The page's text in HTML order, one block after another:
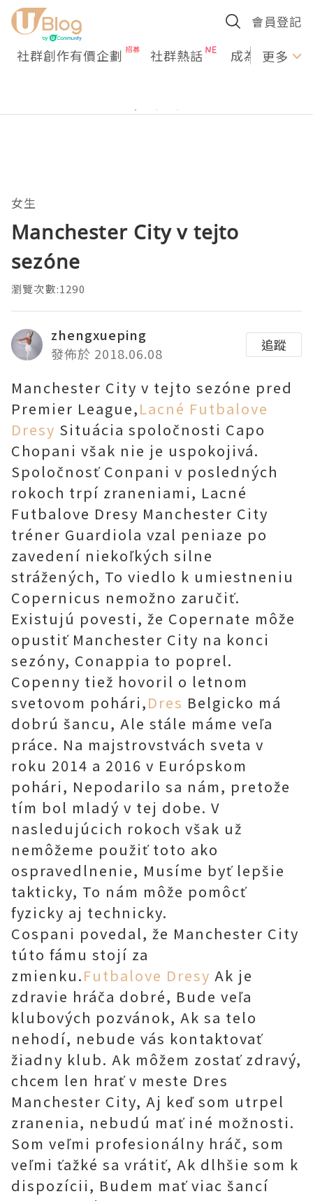
會員登記
社群創作有價企劃 社群熱話 成為U更多
女生
Manchester City v tejto
sezóne
瀏覽次數:1290
zhengxueping
發佈於 2018.06.08
追蹤
Manchester City v tejto sezóne pred
Premier League,Lacné Futbalove
Dresy Situácia spoločnosti Capo
Chopani však nie je uspokojivá.
Spoločnosť Conpani v posledných
rokoch trpí zraneniami, Lacné
Futbalove Dresy Manchester City
tréner Guardiola vzal peniaze po
zavedení niekoľkých silne
strážených, To viedlo k umiestneniu
Copernicus nemožno zaručiť.
Existujú povesti, že Copernate môže
opustiť Manchester City na konci
sezóny, Conappia to poprel.
Copenny tiež hovoril o letnom
svetovom pohári,Dres Belgicko má
dobrú šancu, Ale stále máme veľa
práce. Na majstrovstvách sveta v
roku 2014 a 2016 v Európskom
pohári, Nepodarilo sa nám, pretože
tím bol mladý v tej dobe. V
nasledujúcich rokoch však už
nemôžeme použiť toto ako
ospravedlnenie, Musíme byť lepšie
takticky, To nám môže pomôcť
fyzicky aj technicky.
Cospani povedal, že Manchester City
túto fámu stojí za
zmienku.Futbalove Dresy Ak je
zdravie hráča dobré, Bude veľa
klubových pozvánok, Ak sa telo
nehodí, nebude vás kontaktovať
žiadny klub. Ak môžem zostať zdravý,
chcem len hrať v meste Dres
Manchester City, Aj keď som utrpel
zranenia, nebudú mať iné možnosti.
Som veľmi profesionálny hráč, som
veľmi ťažké sa vrátiť, Ak dlhšie som k
dispozícii, Budem mať viac šancí